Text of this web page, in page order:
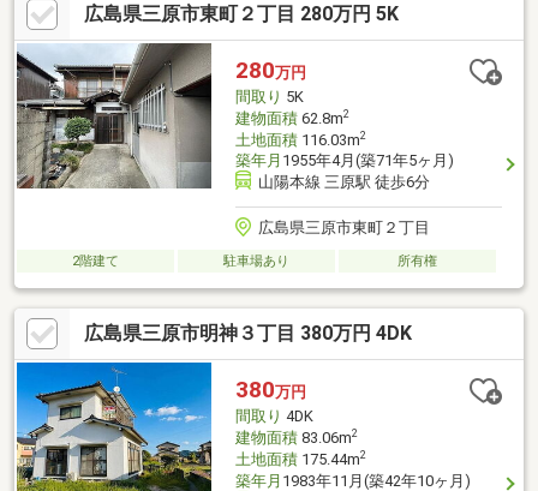
広島県三原市東町２丁目 280万円 5K
280万円
間取り 5K
建物面積62.8m2
土地面積116.03m2
築年月 1955年4月(築71年5ヶ月)
山陽本線 三原駅 徒歩6分
広島県三原市東町２丁目
2階建て 駐車場あり 所有権
広島県三原市明神３丁目 380万円 4DK
380万円
間取り 4DK
建物面積83.06m2
土地面積175.44m2
築年月 1983年11月(築42年10ヶ月)